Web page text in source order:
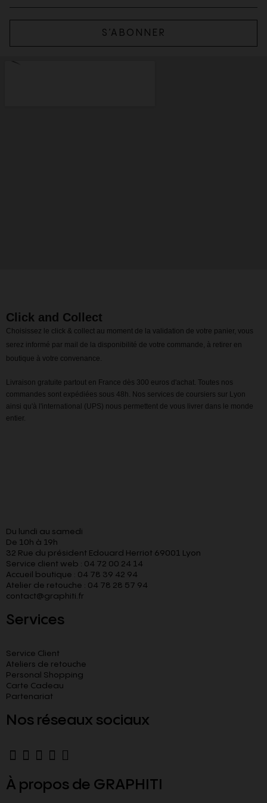
S’ABONNER
Click and Collect
Choisissez le click & collect au moment de la validation de votre panier, vous
serez informé par mail de la disponibilité de votre commande, à retirer en
boutique à votre convenance.
Livraison gratuite partout en France dès 300 euros d'achat. Toutes nos
commandes sont expédiées sous 48h. Nos services de coursiers sur Lyon
ainsi qu'à l'international (UPS) nous permettent de vous livrer dans le monde
entier.
Du lundi au samedi
De 10h à 19h
32 Rue du président Edouard Herriot 69001 Lyon
Service client web : 04 72 00 24 14
Accueil boutique : 04 78 39 42 94
Atelier de retouche : 04 78 28 57 94
contact@graphiti.fr
Services
Service Client
Ateliers de retouche
Personal Shopping
Carte Cadeau
Partenariat
Nos réseaux sociaux
À propos de GRAPHITI